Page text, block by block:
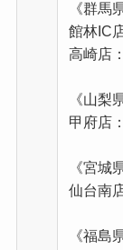
《群馬
館林IC
高崎店
《山梨
甲府店
《宮城
仙台南
《福島